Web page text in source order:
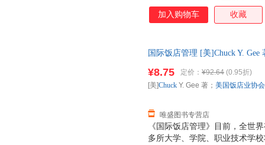
国家有120多个授权机构为饭
证书在饭店业内享有最高的专
实务，提高饭店经营和管理的
加入购物车 收藏
国际饭店管理 [美]Chuck Y.
《国际饭店管理》目前，全世
多所大学、学院、职业技术学
¥8.75 定价： ¥92.64 (0.95折)
唯盛图书专营店
[美]Chuck Y. Gee 著； 美国饭店业协会